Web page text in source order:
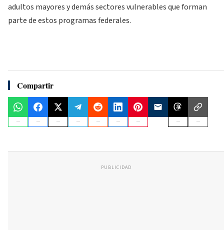
adultos mayores y demás sectores vulnerables que forman
parte de estos programas federales.
Compartir
PUBLICIDAD